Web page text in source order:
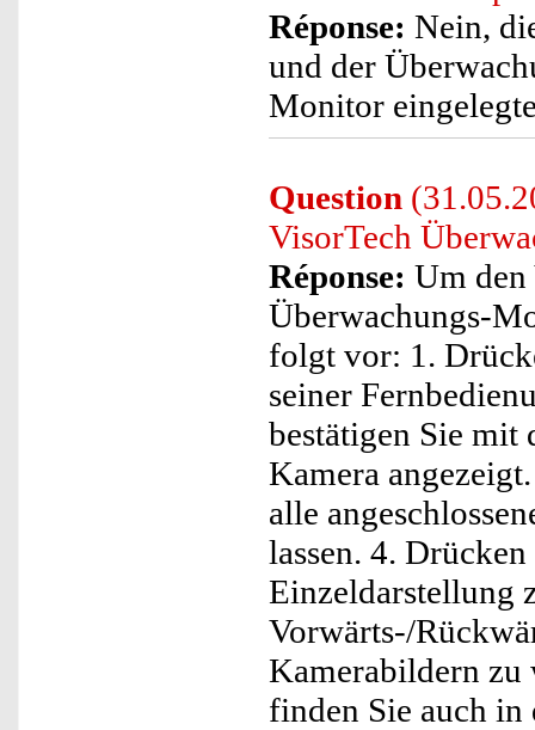
Réponse: Nein,
und der
Monitor
Question
VisorTech
Réponse: Um
Überwachungs-
folgt vor: 1.
seiner
bestätigen Sie mit
Kamera
alle
lassen. 4.
Einzeldarstellung
Vorwärts-/
Kamerabildern zu
finden Sie auch